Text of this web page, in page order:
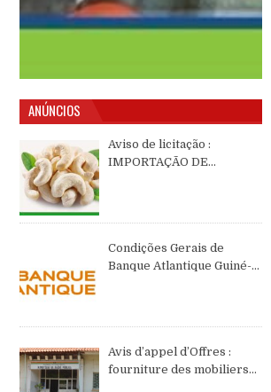
ANÚNCIOS
Aviso de licitação :
IMPORTAÇÃO DE
Condições Gerais de
Banque Atlantique Guiné-
Avis d’appel d’Offres :
fourniture des mobiliers